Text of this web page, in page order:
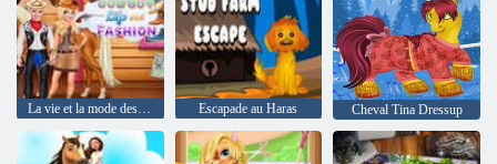
La vie et la mode des cow-boys Escapade au Haras Cheval Tina Dressup